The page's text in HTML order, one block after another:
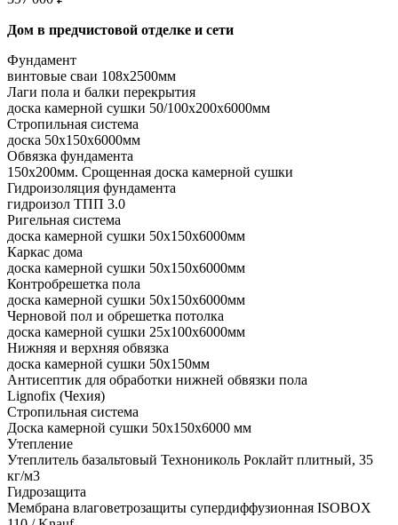
Дом в предчистовой отделке и сети
Фундамент
винтовые сваи 108x2500мм
Лаги пола и балки перекрытия
доска камерной сушки 50/100x200x6000мм
Стропильная система
доска 50x150x6000мм
Обвязка фундамента
150x200мм. Срощенная доска камерной сушки
Гидроизоляция фундамента
гидроизол ТПП 3.0
Ригельная система
доска камерной сушки 50x150x6000мм
Каркас дома
доска камерной сушки 50x150x6000мм
Контробрешетка пола
доска камерной сушки 50x150x6000мм
Черновой пол и обрешетка потолка
доска камерной сушки 25x100x6000мм
Нижняя и верхняя обвязка
доска камерной сушки 50x150мм
Антисептик для обработки нижней обвязки пола
Lignofix (Чехия)
Стропильная система
Доска камерной сушки 50х150х6000 мм
Утепление
Утеплитель базальтовый Технониколь Роклайт плитный, 35
кг/м3
Гидрозащита
Мембрана влаговетрозащиты супердиффузионная ISOBOX